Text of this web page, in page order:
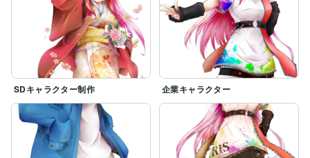
SDキャラクター制作 企業キャラクター